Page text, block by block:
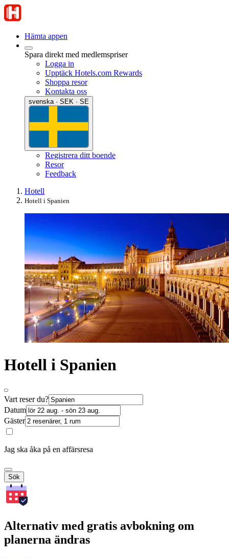
Hämta appen
Spara direkt med medlemspriser
Logga in
Upptäck Hotels.com Rewards
Shoppa resor
Kontakta oss
svenska · SEK · SE
Registrera ditt boende
Resor
Feedback
Hotell
Hotell i Spanien
Hotell i Spanien
Vart reser du?
Datum
Gäster
Jag ska åka på en affärsresa
Sök
Alternativ med gratis avbokning om
planerna ändras